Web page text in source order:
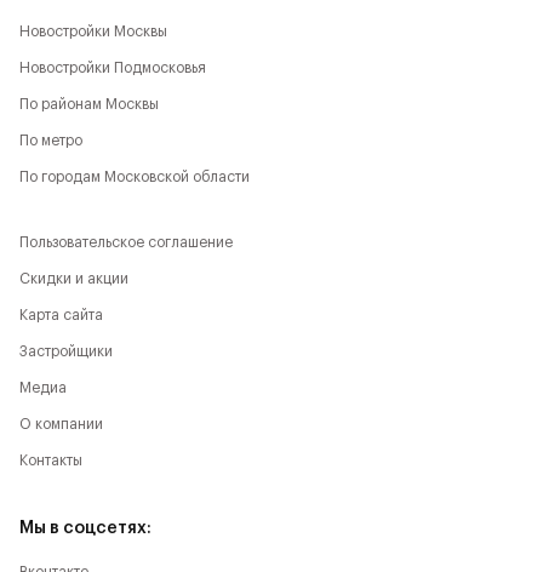
Новостройки Москвы
Новостройки Подмосковья
По районам Москвы
По метро
По городам Московской области
Пользовательское соглашение
Скидки и акции
Карта сайта
Застройщики
Медиа
О компании
Контакты
Мы в соцсетях: